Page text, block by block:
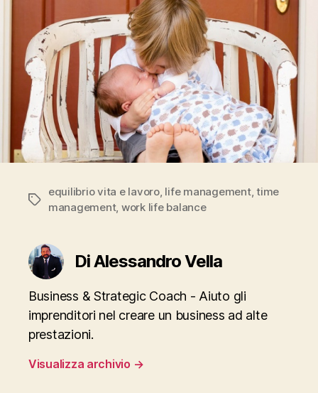
Tag
equilibrio vita e lavoro, life management,time
management, work life balance
Di Alessandro Vella
Business & Strategic Coach - Aiuto gli
imprenditori nel creare un business ad alte
prestazioni.
Visualizza archivio →